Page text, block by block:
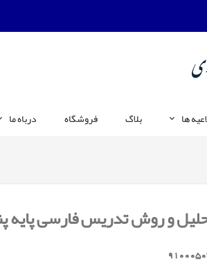
ها بلاگ فروشگاه درباه ما
و روش تدریس فارسی پایه